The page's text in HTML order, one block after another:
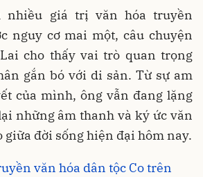
nhiều giá trị văn hóa truyền
nguy cơ mai một, câu chuyện
cho thấy vai trò quan trọng
gắn bó với di sản. Từ sự am
của mình, ông vẫn đang lặng
những âm thanh và ký ức văn
giữa đời sống hiện đại hôm nay.
văn hóa dân tộc Co trên